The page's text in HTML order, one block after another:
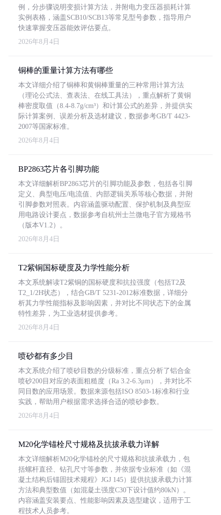
例，分步骤说明变损计算方法，并附电力变压器损耗计算
实例表格，涵盖SCB10/SCB13等常见型号参数，指导用户
快速掌握变压器能效评估要点。
2026年8月4日
铜棒的重量计算方法有哪些
本文详细介绍了铜棒和黄铜棒重量的三种常用计算方法
（理论公式法、查表法、在线工具法），重点解析了黄铜
棒密度取值（8.4-8.7g/cm³）和计算公式的差异，并提供实
际计算案例、误差分析及选材建议，数据参考GB/T 4423-
2007等国家标准。
2026年8月4日
BP2863芯片各引脚功能
本文详细解析BP2863芯片的引脚功能及参数，包括各引脚
定义、典型电压/电流值、内部逻辑关系等核心数据，并附
引脚参数对照表。内容涵盖驱动配置、保护机制及典型应
用电路设计要点，数据参考自杭州士兰微电子官方规格书
（版本V1.2）。
2026年8月4日
T2紫铜国标硬度及力学性能分析
本文系统解读T2紫铜的国标硬度和抗拉强度（包括T2及
T2_1/2H状态），结合GB/T 5231-2012标准数据，详细分
析其力学性能指标及影响因素，并对比不同状态下的金属
特性差异，为工业选材提供参考。
2026年8月4日
喷砂都有多少目
本文系统介绍了喷砂目数的分级标准，重点分析了铝合金
喷砂200目对应的表面粗糙度（Ra 3.2-6.3μm），并对比不
同目数的应用场景。数据来源包括ISO 8503-1标准和行业
实践，帮助用户根据需求选择合适的喷砂参数。
2026年8月4日
M20化学锚栓尺寸规格及抗拔承载力详解
本文详细解析M20化学锚栓的尺寸规格和抗拔承载力，包
括螺杆直径、钻孔尺寸等参数，并依据专业标准（如《混
凝土结构后锚固技术规程》JGJ 145）提供抗拔承载力计算
方法和典型数值（如混凝土强度C30下设计值约80kN）。
内容涵盖安装要点、性能影响因素及选型建议，适用于工
程技术人员参考。